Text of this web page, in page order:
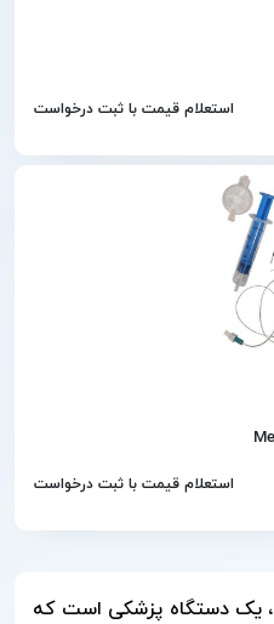
استعلام قیمت با ثبت درخواست
استعلام قیمت با ثبت درخواست
ست اپیدورال یا Epidural set، یک دستگاه پزشکی است که